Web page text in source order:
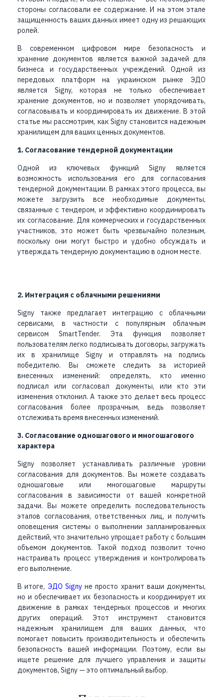
стороны согласовали ее содержание. И на этом этапе
защищенность ваших данных имеет одну из решающих
ролей.
В современном цифровом мире безопасность и
хранение документов является важной задачей для
бизнеса и государственных учреждений. Одной из
передовых платформ на украинском рынке ЭДО
является Signy, которая не только обеспечивает
хранение документов, но и позволяет упорядочивать,
согласовывать и координировать их движение. В этой
статье мы рассмотрим, как Signy становится надежным
хранилищем для ваших ценных документов.
1. Согласование тендерной документации
Одной из ключевых функций Signy является
возможность использования его для согласования
тендерной документации. В рамках этого процесса, вы
можете загрузить все необходимые документы,
связанные с тендером, и эффективно координировать
их согласование. Для коммерческих и государственных
участников, это может быть чрезвычайно полезным,
поскольку они могут быстро и удобно обсуждать и
утверждать тендерную документацию в одном месте.
2. Интеграция с облачными решениями
Signy также предлагает интеграцию с облачными
сервисами, в частности с популярным облачным
сервисом SmartTender. Эта функция позволяет
пользователям легко подписывать договоры, загружать
их в хранилище Signy и отправлять на подпись
победителю. Вы сможете следить за историей
внесенных изменений: определять, кто именно
подписал или согласовал документы, или кто эти
изменения отклонил. А также это делает весь процесс
согласования более прозрачным, ведь позволяет
отслеживать время внесенных изменений.
3. Согласование одношагового и многошагового
характера
Signy позволяет устанавливать различные уровни
согласования для документов. Вы можете создавать
одношаговые или многошаговые маршруты
согласования в зависимости от вашей конкретной
задачи. Вы можете определить последовательность
этапов согласования, ответственных лиц, и получить
оповещения системы о выполнении запланированных
действий, что значительно упрощает работу с большим
объемом документов. Такой подход позволит точно
настраивать процесс утверждения и контролировать
его выполнение.
В итоге, ЭДО Signyне просто хранит ваши документы,
но и обеспечивает их безопасность и координирует их
движение в рамках тендерных процессов и многих
других операций. Этот инструмент становится
надежным хранилищем для ваших данных, что
помогает повысить производительность и обеспечить
безопасность вашей информации. Поэтому, если вы
ищете решение для лучшего управления и защиты
документов, Signy — это оптимальный выбор.